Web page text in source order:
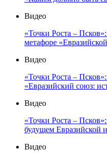
Видео
«Точки Роста –
метафоре
Видео
«Точки Роста –
«Евразийский союз:
Видео
«Точки Роста –
будущем Евразийской
Видео